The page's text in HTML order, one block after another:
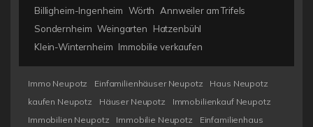
Billigheim-Ingenheim Wörth
Annweiler am Trifels
Sondernheim Weingarten
Hatzenbühl
Klein-Winternheim Immobilie verkaufen
Immo Neupotz Einfamilienhäuser Neupotz
Haus Neupotz
kaufen Neupotz
Häuser Neupotz
Immobilienkauf Neupotz
Immobilien Neupotz
Immobilie Neupotz
Einfamilienhaus